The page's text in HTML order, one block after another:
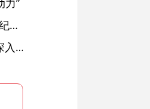
力”
绩溪县长安镇原党委副书记、镇长程枫华严重违纪违法被开除党籍和公职
落实五次全会精神见行动丨查治一体 纠树并举 深入推进风腐同查同治